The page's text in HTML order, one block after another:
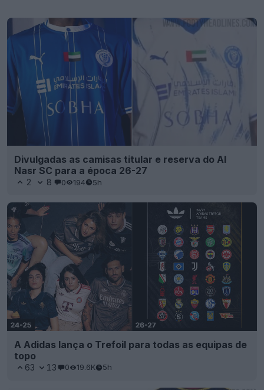
Divulgadas as camisas titular e reserva do Al
Nasr SC para a época 26-27
2 8 0 194 5h
A Adidas lança o Trefoil para todas as equipas de
topo
63 13 0 19.6K 5h